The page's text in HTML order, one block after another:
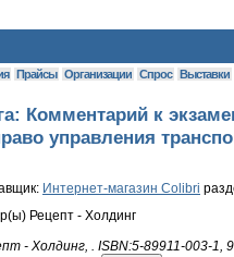
Прайсы Организации Спрос Выставки
Комментарий к
управления
Интернет-магазин Colibri
Рецепт - Холдинг
- Холдинг, . ISBN:5-89911-003-1,